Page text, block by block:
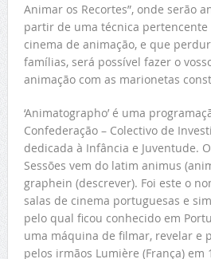
Animar os Recortes”, onde serão
partir de uma técnica
cinema de animação, e que
famílias, será possível fazer o
animação com as marionetas
‘Animatographo’ é uma
Confederação – Colectivo de
dedicada à Infância e Juventude.
Sessões vem do latim animus
graphein (descrever). Foi este o
salas de cinema portuguesas e
pelo qual ficou conhecido em
uma máquina de filmar, revelar e
pelos irmãos Lumière (França) em